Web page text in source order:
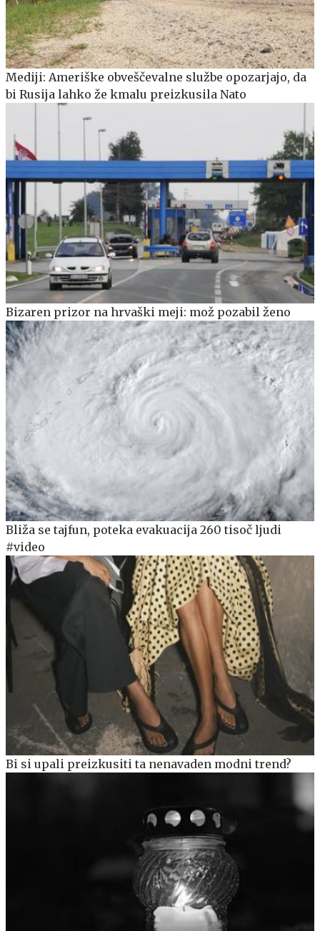
Mediji: Ameriške obveščevalne službe opozarjajo, da
bi Rusija lahko že kmalu preizkusila Nato
Bizaren prizor na hrvaški meji: mož pozabil ženo
Bliža se tajfun, poteka evakuacija 260 tisoč ljudi
#video
Bi si upali preizkusiti ta nenavaden modni trend?